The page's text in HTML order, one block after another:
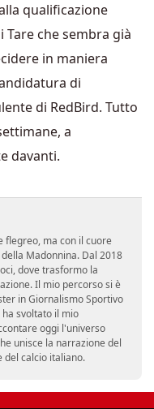
qualificazione
che sembra già
in maniera
di
di RedBird. Tutto
a
davanti.
flegreo, ma con il cuore
Madonnina. Dal 2018
dove trasformo la
Il mio percorso si è
in Giornalismo Sportivo
svoltato il mio
oggi l'universo
unisce la narrazione del
del calcio italiano.